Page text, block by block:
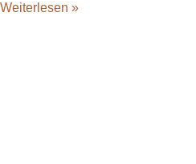
Weiterlesen »